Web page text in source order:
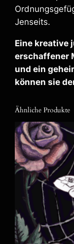
Jenseits.
Eine kreative
erschaffener
und ein
können sie
Ähnliche Produkte